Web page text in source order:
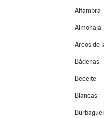
Alfambra
Almohaja
Arcos de
Bádenas
Beceite
Blancas